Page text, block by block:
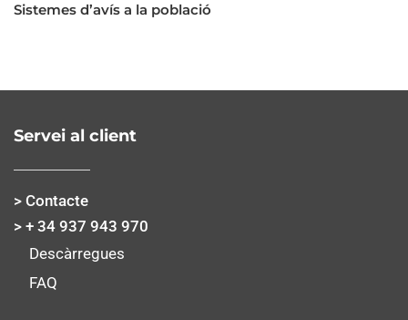
Sistemes d’avís a la població
Servei al client
> Contacte
> + 34 937 943 970
Descàrregues
FAQ